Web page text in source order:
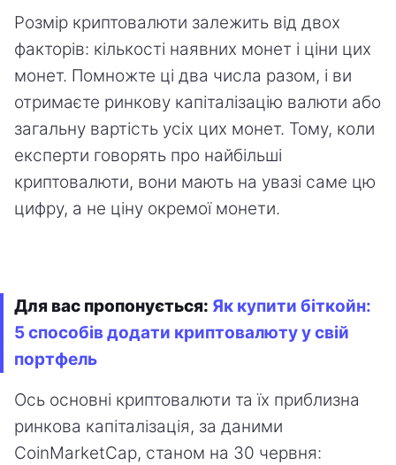
Розмір криптовалюти залежить від двох
факторів: кількості наявних монет і ціни цих
монет. Помножте ці два числа разом, і ви
отримаєте ринкову капіталізацію валюти або
загальну вартість усіх цих монет. Тому, коли
експерти говорять про найбільші
криптовалюти, вони мають на увазі саме цю
цифру, а не ціну окремої монети.
Для вас пропонується: Як купити біткойн:
5 способів додати криптовалюту у свій
портфель
Ось основні криптовалюти та їх приблизна
ринкова капіталізація, за даними
CoinMarketCap, станом на 30 червня: